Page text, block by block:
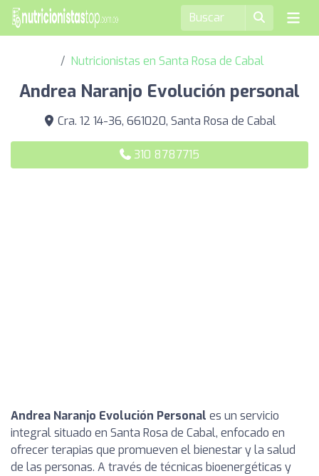
Nutricionistas en Santa Rosa de Cabal
Andrea Naranjo Evolución personal
Cra. 12 14-36, 661020, Santa Rosa de Cabal
310 8787715
Andrea Naranjo Evolución Personal es un servicio
integral situado en Santa Rosa de Cabal, enfocado en
ofrecer terapias que promueven el bienestar y la salud
de las personas. A través de técnicas bioenergéticas y